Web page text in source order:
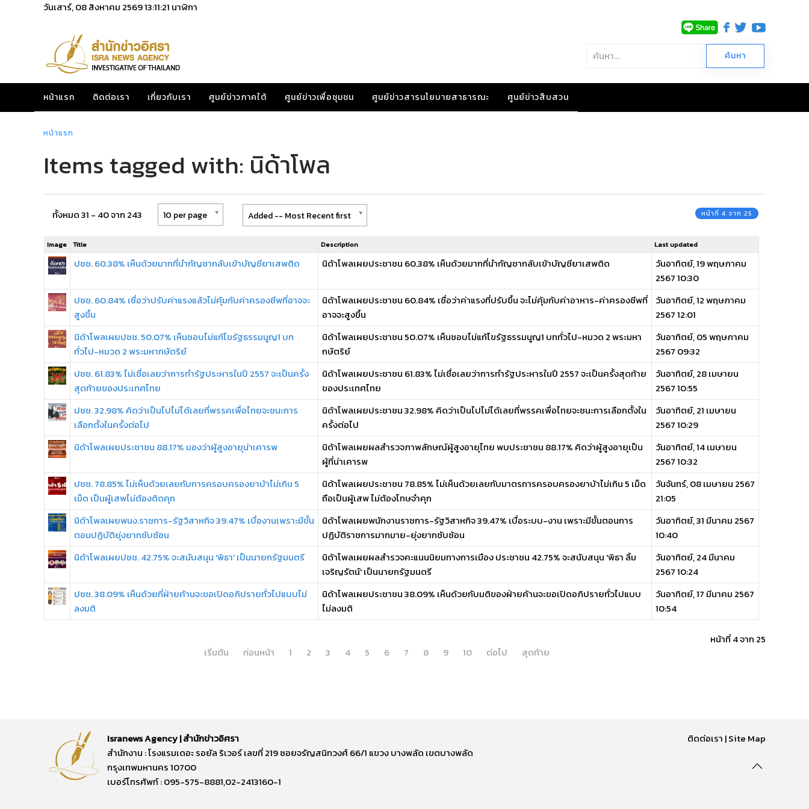
วันเสาร์, 08 สิงหาคม 256913:11:21 นาฬิกา
หน้าแรก ติดต่อเรา เกี่ยวกับเรา ศูนย์ข่าวภาคใต้ ศูนย์ข่าวเพื่อชุมชน ศูนย์ข่าวสารนโยบายสาธารณะ ศูนย์ข่าวสืบสวน
หน้าแรก
Items tagged with: นิด้าโพล
ทั้งหมด 31 - 40 จาก 243 10 per page Added -- Most Recent first หน้าที่ 4 จาก 25
Image Title Description Last updated
ปชช. 60.38% เห็นด้วยมากที่นำกัญชากลับเข้าบัญชียาเสพติด นิด้าโพลเผยประชาชน 60.38% เห็นด้วยมากที่นำกัญชากลับเข้าบัญชียาเสพติด
วันอาทิตย์, 19 พฤษภาคม
2567 10:30
ปชช. 60.84% เชื่อว่าปรับค่าแรงแล้วไม่คุ้มกับค่าครองชีพที่อาจจะ
สูงขึ้น
นิด้าโพลเผยประชาชน 60.84% เชื่อว่าค่าแรงที่ปรับขึ้น จะไม่คุ้มกับค่าอาหาร-ค่าครองชีพที่
อาจจะสูงขึ้น
วันอาทิตย์, 12 พฤษภาคม
2567 12:01
นิด้าโพลเผยปชช. 50.07% เห็นชอบไม่แก้ไขรัฐธรรมนูญ1 บท
ทั่วไป-หมวด 2 พระมหากษัตริย์
นิด้าโพลเผยประชาชน 50.07% เห็นชอบไม่แก้ไขรัฐธรรมนูญ1 บททั่วไป-หมวด 2 พระมหา
กษัตริย์
วันอาทิตย์, 05 พฤษภาคม
2567 09:32
ปชช. 61.83% ไม่เชื่อเลยว่าการทำรัฐประหารในปี 2557 จะเป็นครั้ง
สุดท้ายของประเทศไทย
นิด้าโพลเผยประชาชน 61.83% ไม่เชื่อเลยว่าการทำรัฐประหารในปี 2557 จะเป็นครั้งสุดท้าย
ของประเทศไทย
วันอาทิตย์, 28 เมษายน
2567 10:55
ปชช. 32.98% คิดว่าเป็นไปไม่ได้เลยที่พรรคเพื่อไทยจะชนะการ
เลือกตั้งในครั้งต่อไป
นิด้าโพลเผยประชาชน 32.98% คิดว่าเป็นไปไม่ได้เลยที่พรรคเพื่อไทยจะชนะการเลือกตั้งใน
ครั้งต่อไป
วันอาทิตย์, 21 เมษายน
2567 10:29
นิด้าโพลเผยประชาชน 88.17% มองว่าผู้สูงอายุน่าเคารพ
นิด้าโพลเผยผลสำรวจภาพลักษณ์ผู้สูงอายุไทย พบประชาชน 88.17% คิดว่าผู้สูงอายุเป็น
ผู้ที่น่าเคารพ
วันอาทิตย์, 14 เมษายน
2567 10:32
ปชช. 78.85% ไม่เห็นด้วยเลยกับการครอบครองยาบ้าไม่เกิน 5
เม็ด เป็นผู้เสพไม่ต้องติดคุก
นิด้าโพลเผยประชาชน 78.85% ไม่เห็นด้วยเลยกับมาตรการครอบครองยาบ้าไม่เกิน 5 เม็ด
ถือเป็นผู้เสพ ไม่ต้องโทษจำคุก
วันจันทร์, 08 เมษายน 2567
21:05
นิด้าโพลเผยพนง.ราชการ-รัฐวิสาหกิจ 39.47% เบื่องานเพราะมีขั้น
ตอนปฏิบัติยุ่งยากซับซ้อน
นิด้าโพลเผยพนักงานราชการ-รัฐวิสาหกิจ 39.47% เบื่อระบบ-งาน เพราะมีขั้นตอนการ
ปฏิบัติราชการมากมาย-ยุ่งยากซับซ้อน
วันอาทิตย์, 31 มีนาคม 2567
10:40
นิด้าโพลเผยปชช. 42.75% จะสนับสนุน 'พิธา' เป็นนายกรัฐมนตรี
นิด้าโพลเผยผลสำรวจคะแนนนิยมทางการเมือง ประชาชน 42.75% จะสนับสนุน 'พิธา ลิ้ม
เจริญรัตน์' เป็นนายกรัฐมนตรี
วันอาทิตย์, 24 มีนาคม
2567 10:24
ปชช. 38.09% เห็นด้วยที่ฝ่ายค้านจะขอเปิดอภิปรายทั่วไปแบบไม่
ลงมติ
นิด้าโพลเผยประชาชน 38.09% เห็นด้วยกับมติของฝ่ายค้านจะขอเปิดอภิปรายทั่วไปแบบ
ไม่ลงมติ
วันอาทิตย์, 17 มีนาคม 2567
10:54
หน้าที่ 4 จาก 25
เริ่มต้น
ก่อนหน้า 1 2 3 4 5 6 7 8 9 10 ต่อไป สุดท้าย
Isranews Agency | สำนักข่าวอิศรา
สำนักงาน : โรงแรมเดอะ รอยัล ริเวอร์ เลขที่ 219 ซอยจรัญสนิทวงศ์ 66/1 แขวง บางพลัด เขตบางพลัด
กรุงเทพมหานคร 10700
เบอร์โทรศัพท์ : 095-575-8881,02-2413160-1
ติดต่อเรา |Site Map